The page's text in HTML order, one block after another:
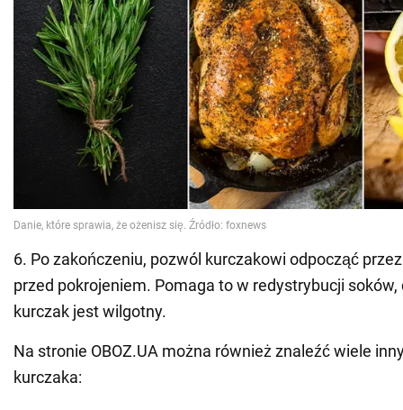
6. Po zakończeniu, pozwól kurczakowi odpocząć
przed pokrojeniem. Pomaga to w redystrybucji soków,
kurczak jest wilgotny.
Na stronie OBOZ.UA można również znaleźć wiele
kurczaka: